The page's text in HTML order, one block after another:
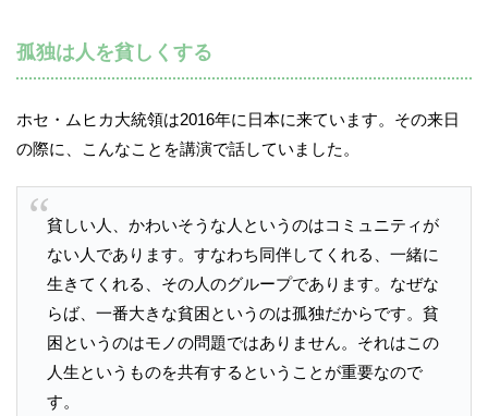
孤独は人を貧しくする
ホセ・ムヒカ大統領は2016年に日本に来ています。その来日
の際に、こんなことを講演で話していました。
貧しい人、かわいそうな人というのはコミュニティが
ない人であります。すなわち同伴してくれる、一緒に
生きてくれる、その人のグループであります。なぜな
らば、一番大きな貧困というのは孤独だからです。貧
困というのはモノの問題ではありません。それはこの
人生というものを共有するということが重要なので
す。